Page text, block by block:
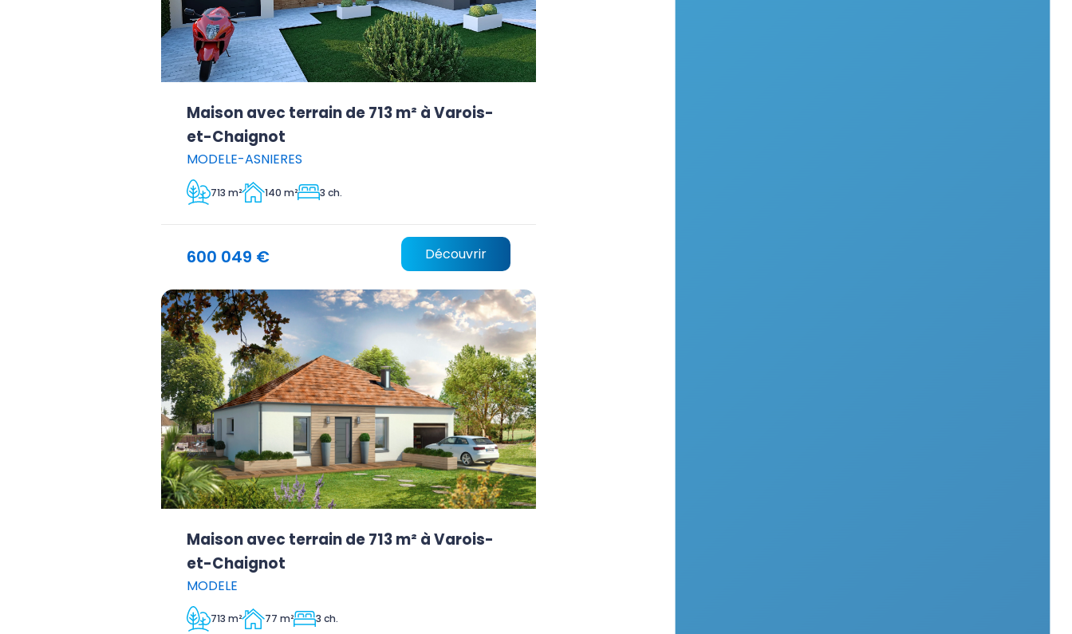
Maison avec terrain de 713 m² à Varois-
et-Chaignot
MODELE-ASNIERES
713 m² 140 m² 3 ch.
600 049 € Découvrir
Maison avec terrain de 713 m² à Varois-
et-Chaignot
MODELE
713 m² 77 m² 3 ch.